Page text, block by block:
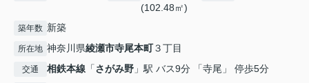
(102.48㎡)
築年数 新築
所在地 神奈川県綾瀬市寺尾本町３丁目
交通 相鉄本線 「さがみ野 」駅 バス9分 「寺尾」 停歩5分